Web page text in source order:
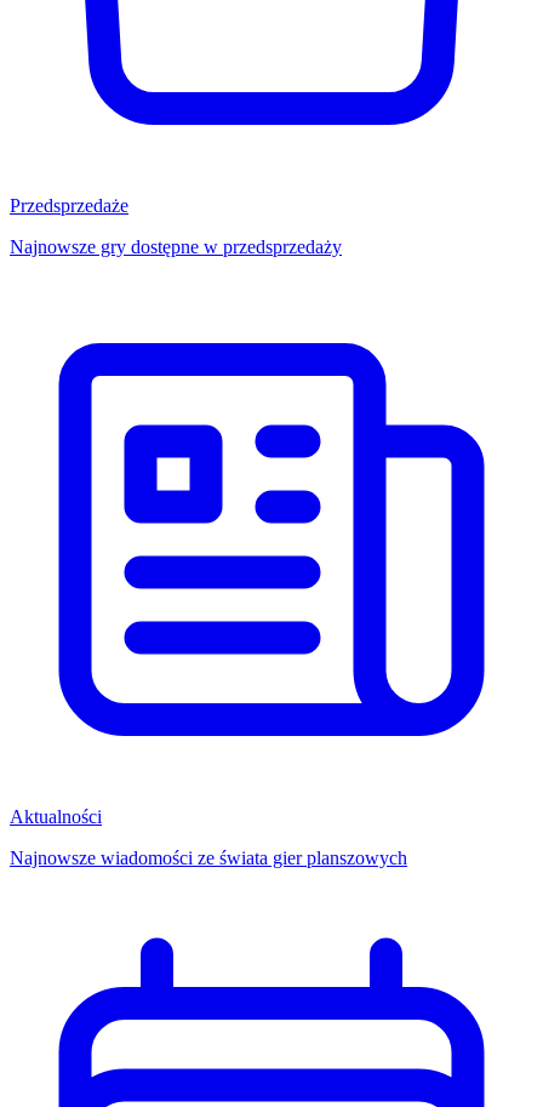
Przedsprzedaże
Najnowsze gry dostępne w przedsprzedaży
Aktualności
Najnowsze wiadomości ze świata gier planszowych